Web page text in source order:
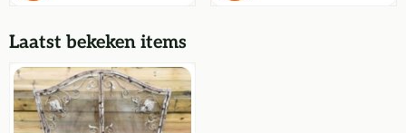
Laatst bekeken items